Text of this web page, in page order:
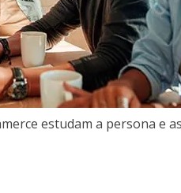
estudam a persona e